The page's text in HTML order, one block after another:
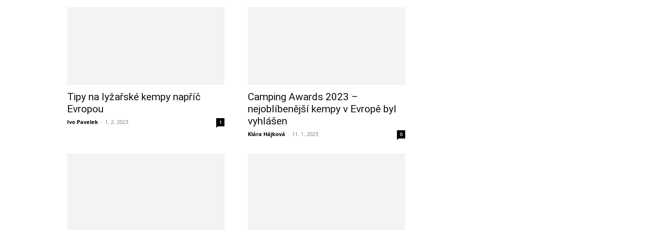
Tipy na lyžařské kempy napříč
Evropou
Ivo Pavelek - 1. 2. 2023 1
Camping Awards 2023 –
nejoblíbenější kempy v Evropě byl
vyhlášen
Klára Hájková - 11. 1. 2023 0